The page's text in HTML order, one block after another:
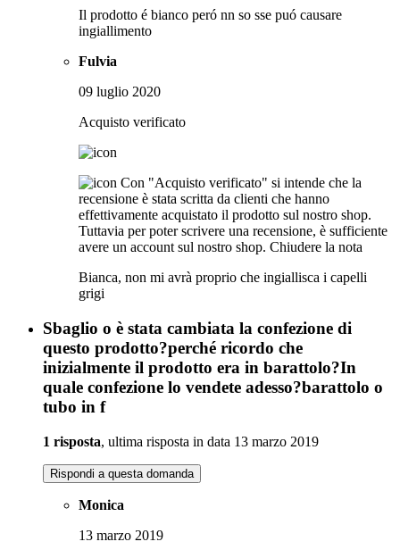
Il prodotto é bianco peró nn so sse puó causare
ingiallimento
Fulvia
09 luglio 2020
Acquisto verificato
Con "Acquisto verificato" si intende che la
recensione è stata scritta da clienti che hanno
effettivamente acquistato il prodotto sul nostro shop.
Tuttavia per poter scrivere una recensione, è sufficiente
avere un account sul nostro shop. Chiudere la nota
Bianca, non mi avrà proprio che ingiallisca i capelli
grigi
Sbaglio o è stata cambiata la confezione di
questo prodotto?perché ricordo che
inizialmente il prodotto era in barattolo?In
quale confezione lo vendete adesso?barattolo o
tubo in f
1 risposta, ultima risposta in data 13 marzo 2019
Rispondi a questa domanda
Monica
13 marzo 2019